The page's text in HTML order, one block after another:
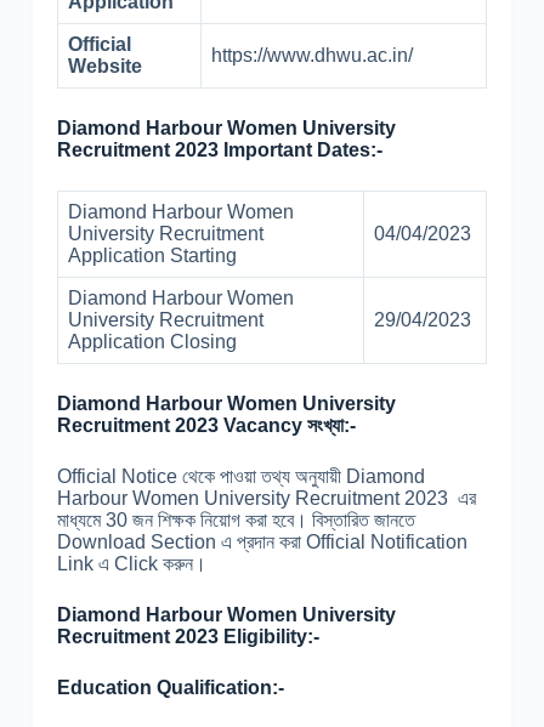
Official
Website
https://www.dhwu.ac.in/
Diamond Harbour Women University
Recruitment 2023 Important Dates:-
Diamond Harbour Women
University Recruitment
Application Starting
04/04/2023
Diamond Harbour Women
University Recruitment
Application Closing
29/04/2023
Diamond Harbour Women University
Recruitment 2023 Vacancy সংখ্যা:-
Official Notice থেকে পাওয়া তথ্য অনুযায়ী Diamond
Harbour Women University Recruitment 2023 এর
মাধ্যমে 30 জন শিক্ষক নিয়োগ করা হবে। বিস্তারিত জানতে
Download Section এ প্রদান করা Official Notification
Link এ Click করুন।
Diamond Harbour Women University
Recruitment 2023 Eligibility:-
Education Qualification:-